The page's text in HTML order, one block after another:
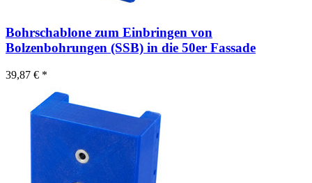
Bohrschablone zum Einbringen von
Bolzenbohrungen (SSB) in die 50er Fassade
39,87 € *